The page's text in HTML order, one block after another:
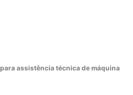
assistência técnica de máquina